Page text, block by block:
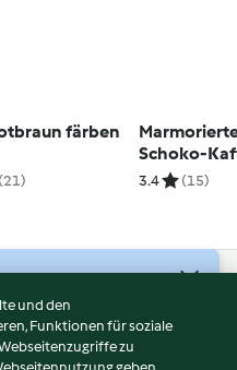
färben
(21)
Schoko-
3.4 (15)
und den
Funktionen für soziale
zu